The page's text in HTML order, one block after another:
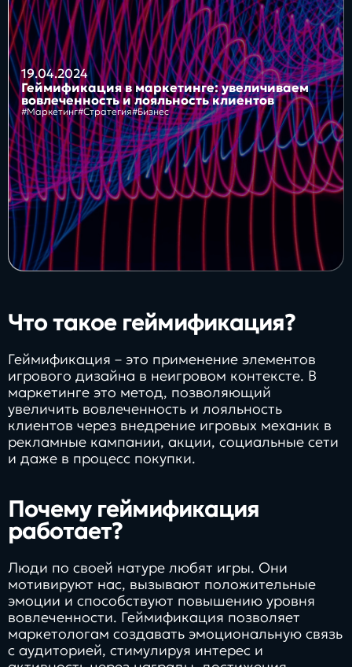
Бизнес Интересы Будущее
Direkt
О нас Контакты Продукты
бриф
Контакты
8 800 505 34 99
19.04.2024
Геймификация в маркетинге: увеличиваем
вовлеченность и лояльность клиентов
#Маркетинг#Стратегия#Бизнес
Что такое геймификация?
Геймификация – это применение элементов
игрового дизайна в неигровом контексте. В
маркетинге это метод, позволяющий
увеличить вовлеченность и лояльность
клиентов через внедрение игровых механик в
рекламные кампании, акции, социальные сети
и даже в процесс покупки.
Почему геймификация
работает?
Люди по своей натуре любят игры. Они
мотивируют нас, вызывают положительные
эмоции и способствуют повышению уровня
вовлеченности. Геймификация позволяет
маркетологам создавать эмоциональную связь
с аудиторией, стимулируя интерес и